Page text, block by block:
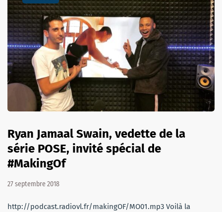
Ryan Jamaal Swain, vedette de la
série POSE, invité spécial de
#MakingOf
27 septembre 2018
http://podcast.radiovl.fr/makingOF/MO01.mp3 Voilà la